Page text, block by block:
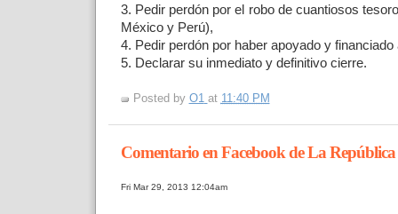
3. Pedir perdón por el robo de cuantiosos
México y Perú),
4. Pedir perdón por haber apoyado y
5. Declarar su inmediato y definitivo cierre.
Posted by O1 at 11:40 PM
Comentario en Facebook de La República
Fri Mar 29, 2013 12:04am